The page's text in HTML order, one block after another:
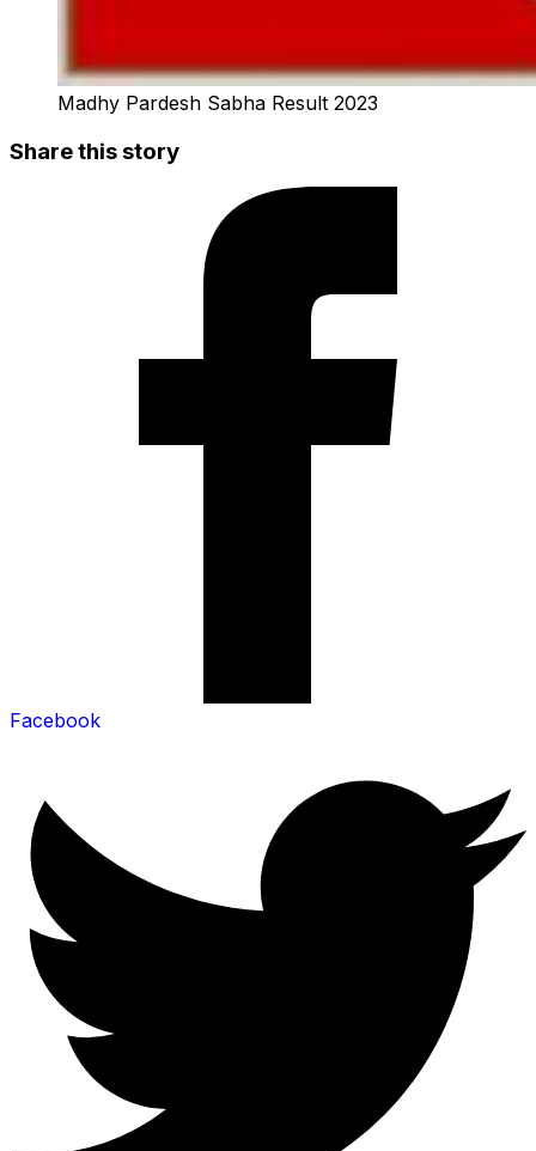
Madhy Pardesh Sabha Result 2023
Share this story
Facebook